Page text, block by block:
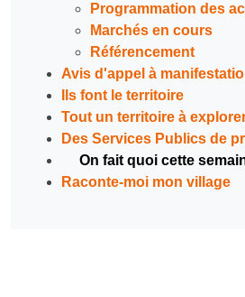
Programmation des
Marchés en cours
Référencement
Avis d'appel à
Ils font le territoire
Tout un territoire à
Des Services Publics de
On fait quoi cette
Raconte-moi mon village